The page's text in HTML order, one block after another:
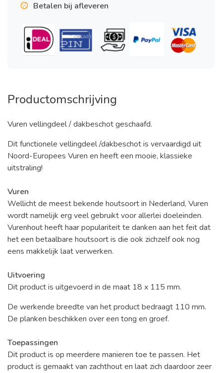
Betalen bij afleveren
Productomschrijving
Vuren vellingdeel / dakbeschot geschaafd.
Dit functionele vellingdeel /dakbeschot is vervaardigd uit
Noord-Europees Vuren en heeft een mooie, klassieke
uitstraling!
Vuren
Wellicht de meest bekende houtsoort in Nederland, Vuren
wordt namelijk erg veel gebruikt voor allerlei doeleinden.
Vurenhout heeft haar populariteit te danken aan het feit dat
het een betaalbare houtsoort is die ook zichzelf ook nog
eens makkelijk laat verwerken.
Uitvoering
Dit product is uitgevoerd in de maat 18 x 115 mm.
De werkende breedte van het product bedraagt 110 mm.
De planken beschikken over een tong en groef.
Toepassingen
Dit product is op meerdere manieren toe te passen. Het
product is gemaakt van zachthout en laat zich daardoor zeer